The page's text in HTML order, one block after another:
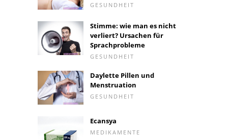
GESUNDHEIT
Stimme: wie man es nicht
verliert? Ursachen für
Sprachprobleme
GESUNDHEIT
Daylette Pillen und
Menstruation
GESUNDHEIT
Ecansya
MEDIKAMENTE